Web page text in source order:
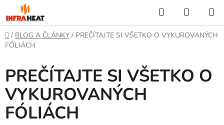
Prejsť
na
obsah
Hľadať
KOŠÍK
Domov
/ BLOG A ČLÁNKY / PREČÍTAJTE SI VŠETKO O VYKUROVANÝCH
FÓLIÁCH
PREČÍTAJTE SI VŠETKO O
VYKUROVANÝCH
FÓLIÁCH